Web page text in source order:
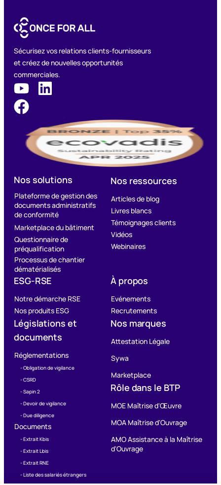
Sécurisez vos relations clients-fournisseurs
et créez de nouvelles opportunités
commerciales.
Nos solutions
Plateforme de gestion des
documents administratifs
de conformité
Marketplace du bâtiment
Questionnaire de
préqualification
Processus de chantier
dématérialisés
Articles de blog
Livres blancs
Témoignages clients
Vidéos
Webinaires
Nos ressources
ESG-RSE
Notre démarche RSE
Nos produits ESG
À propos
Evénements
Recrutements
Législations et
documents
Réglementations
- Obligation de vigilance
- CSRD
- Sapin 2
- Devoir de vigilance
- Due diligence
Documents
- Extrait Kbis
- Extrait Lbis
- Extrait RNE
- Liste des salariés étrangers
Nos marques
Attestation Légale
Sywa
Marketplace
Rôle dans le BTP
MOE Maîtrise d'Œuvre
MOA Maîtrise d'Ouvrage
AMO Assistance à la Maîtrise
d'Ouvrage